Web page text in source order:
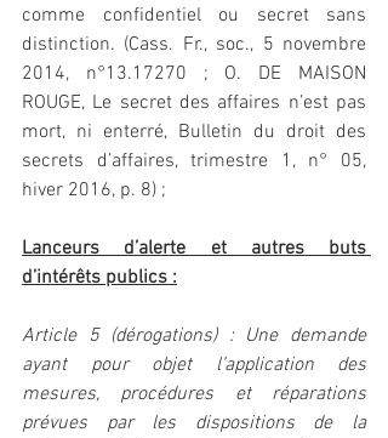
comme confidentiel ou secret sans
distinction. (Cass. Fr., soc., 5 novembre
2014, n°13.17270 ; O. DE MAISON
ROUGE, Le secret des affaires n’est pas
mort, ni enterré, Bulletin du droit des
secrets d’affaires, trimestre 1, n° 05,
hiver 2016, p. 8) ;
Lanceurs d’alerte et autres buts
d’intérêts publics :
Article 5 (dérogations) : Une demande
ayant pour objet l’application des
mesures, procédures et réparations
prévues par les dispositions de la